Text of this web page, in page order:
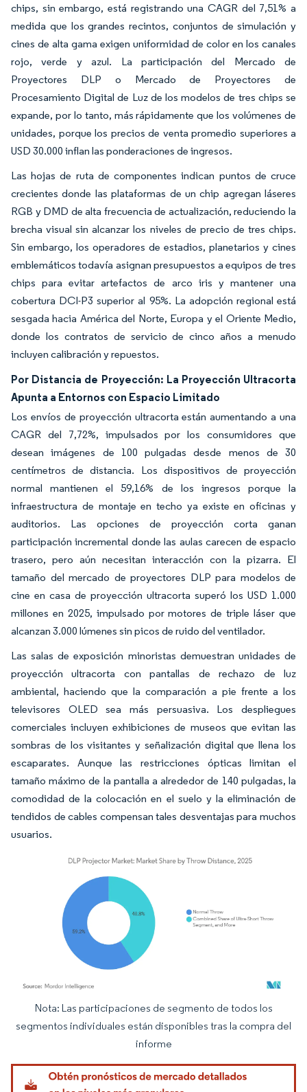
chips, sin embargo, está registrando una CAGR del 7,51% a
medida que los grandes recintos, conjuntos de simulación y
cines de alta gama exigen uniformidad de color en los canales
rojo, verde y azul. La participación del Mercado de
Proyectores DLP o Mercado de Proyectores de
Procesamiento Digital de Luz de los modelos de tres chips se
expande, por lo tanto, más rápidamente que los volúmenes de
unidades, porque los precios de venta promedio superiores a
USD 30.000 inflan las ponderaciones de ingresos.
Las hojas de ruta de componentes indican puntos de cruce
crecientes donde las plataformas de un chip agregan láseres
RGB y DMD de alta frecuencia de actualización, reduciendo la
brecha visual sin alcanzar los niveles de precio de tres chips.
Sin embargo, los operadores de estadios, planetarios y cines
emblemáticos todavía asignan presupuestos a equipos de tres
chips para evitar artefactos de arco iris y mantener una
cobertura DCI-P3 superior al 95%. La adopción regional está
sesgada hacia América del Norte, Europa y el Oriente Medio,
donde los contratos de servicio de cinco años a menudo
incluyen calibración y repuestos.
Por Distancia de Proyección: La Proyección Ultracorta
Apunta a Entornos con Espacio Limitado
Los envíos de proyección ultracorta están aumentando a una
CAGR del 7,72%, impulsados por los consumidores que
desean imágenes de 100 pulgadas desde menos de 30
centímetros de distancia. Los dispositivos de proyección
normal mantienen el 59,16% de los ingresos porque la
infraestructura de montaje en techo ya existe en oficinas y
auditorios. Las opciones de proyección corta ganan
participación incremental donde las aulas carecen de espacio
trasero, pero aún necesitan interacción con la pizarra. El
tamaño del mercado de proyectores DLP para modelos de
cine en casa de proyección ultracorta superó los USD 1.000
millones en 2025, impulsado por motores de triple láser que
alcanzan 3.000 lúmenes sin picos de ruido del ventilador.
Las salas de exposición minoristas demuestran unidades de
proyección ultracorta con pantallas de rechazo de luz
ambiental, haciendo que la comparación a pie frente a los
televisores OLED sea más persuasiva. Los despliegues
comerciales incluyen exhibiciones de museos que evitan las
sombras de los visitantes y señalización digital que llena los
escaparates. Aunque las restricciones ópticas limitan el
tamaño máximo de la pantalla a alrededor de 140 pulgadas, la
comodidad de la colocación en el suelo y la eliminación de
tendidos de cables compensan tales desventajas para muchos
usuarios.
Imagen © Mordor Intelligence. El uso requiere atribución según CC BY 4.0.
Nota: Las participaciones de segmento de todos los
segmentos individuales están disponibles tras la compra del
informe